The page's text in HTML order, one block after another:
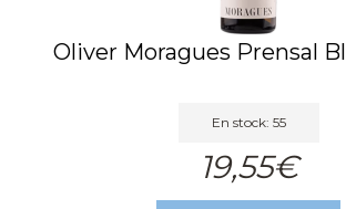
Oliver Moragues Prensal
En stock: 55
19,55€